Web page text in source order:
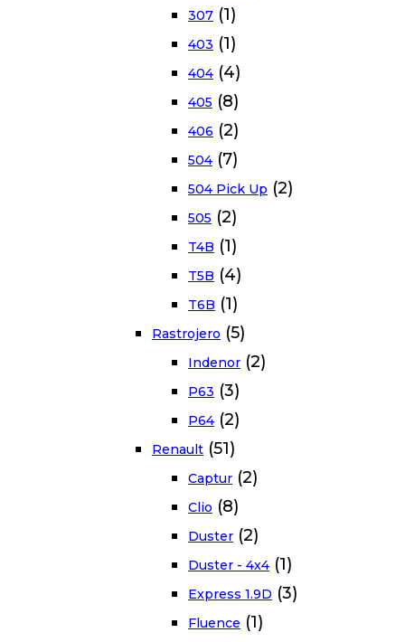
307 (1)
403 (1)
404 (4)
405 (8)
406 (2)
504 (7)
504 Pick Up (2)
505 (2)
T4B (1)
T5B (4)
T6B (1)
Rastrojero (5)
Indenor (2)
P63 (3)
P64 (2)
Renault (51)
Captur (2)
Clio (8)
Duster (2)
Duster - 4x4 (1)
Express 1.9D (3)
Fluence (1)